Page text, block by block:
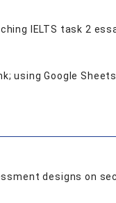
IELTS task 2
using Google
designs on